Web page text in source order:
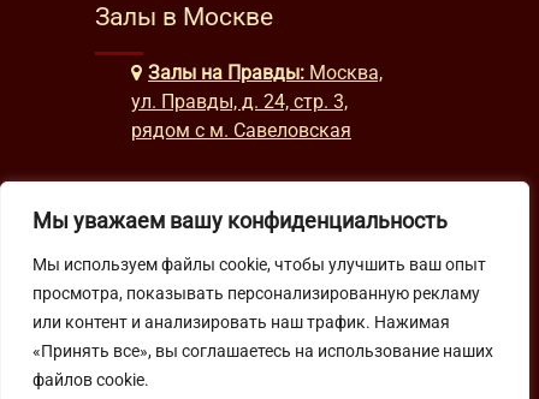
Мы уважаем вашу конфиденциальность
Мы используем файлы cookie, чтобы улучшить ваш опыт
просмотра, показывать персонализированную рекламу
или контент и анализировать наш трафик. Нажимая
«Принять все», вы соглашаетесь на использование наших
файлов cookie.
Залы в Москве
Залы на Правды: Москва,
ул. Правды, д. 24, стр. 3,
рядом с м. Савеловская
Часы работы
будни: с 9:00 до 22:00
выходные: с 10:00 до 19:30
Подпишитесь на нашу рассылку